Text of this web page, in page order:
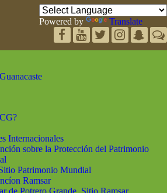
Powered by Translate
Internacionales
sobre la Protección del Patrimonio
Patrimonio Mundial
Ramsar